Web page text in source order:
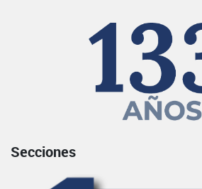
Secciones